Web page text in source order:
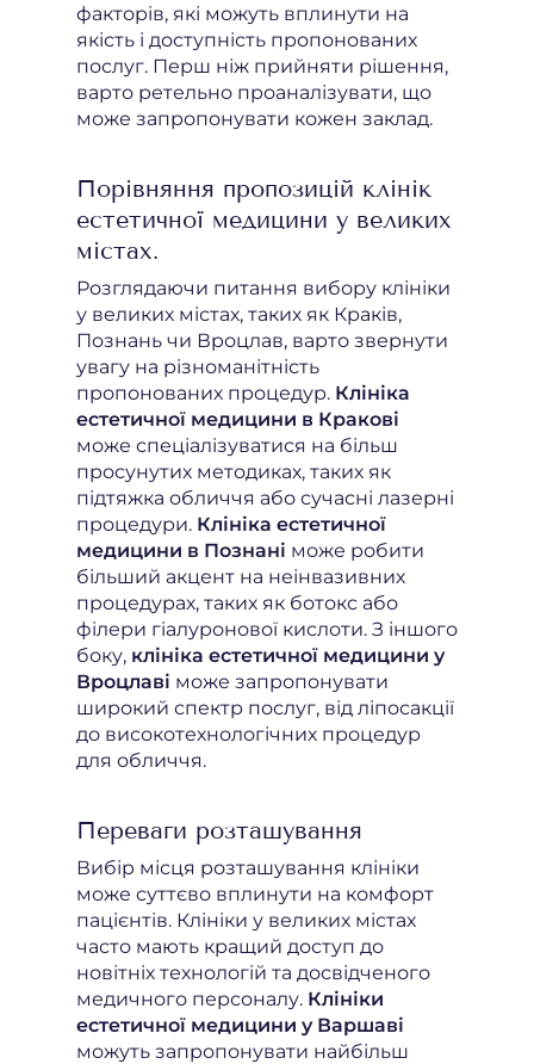
факторів, які можуть вплинути на
якість і доступність пропонованих
послуг. Перш ніж прийняти рішення,
варто ретельно проаналізувати, що
може запропонувати кожен заклад.
Порівняння пропозицій клінік
естетичної медицини у великих
містах.
Розглядаючи питання вибору клініки
у великих містах, таких як Краків,
Познань чи Вроцлав, варто звернути
увагу на різноманітність
пропонованих процедур. Клініка
естетичної медицини в Кракові
може спеціалізуватися на більш
просунутих методиках, таких як
підтяжка обличчя або сучасні лазерні
процедури. Клініка естетичної
медицини в Познані може робити
більший акцент на неінвазивних
процедурах, таких як ботокс або
філери гіалуронової кислоти. З іншого
боку, клініка естетичної медицини у
Вроцлаві може запропонувати
широкий спектр послуг, від ліпосакції
до високотехнологічних процедур
для обличчя.
Переваги розташування
Вибір місця розташування клініки
може суттєво вплинути на комфорт
пацієнтів. Клініки у великих містах
часто мають кращий доступ до
новітніх технологій та досвідченого
медичного персоналу. Клініки
естетичної медицини у Варшаві
можуть запропонувати найбільш